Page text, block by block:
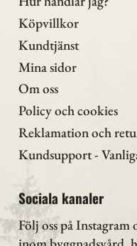
Köpvillkor
Kundtjänst
Mina sidor
Om oss
Policy och cookies
Reklamation och
Kundsupport -
Sociala kanaler
Följ oss på Instagram